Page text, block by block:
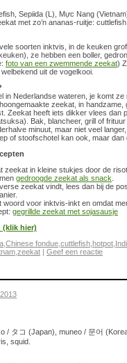
Sepiida (L), Mực Nang
met zo’n ananas-ruitje:
soorten inktvis, in de keuken
ze hebben een boller,
foto van een zwemmende zeekat)
uit de vogelkooi.
in Nederlandse wateren, je komt
zeekat, in
Zeekat heeft iets dikker vlees dan
Bak, blancheer, grill of
minuut, maar niet veel
of stoofschotel kan ook, maar dan
zeekat in kleine stukjes door de
gedroogde zeekat als snack
zeekat vindt, lees dan bij de
woord voor inktvis-inkt en omdat
gegrillde zeekat met sojasausje
(klik hier)
Chinese fondue cuttlefish hotpot
zeekat Geef een reactie
/ タコ (Japan), muneo / 문어
squid.